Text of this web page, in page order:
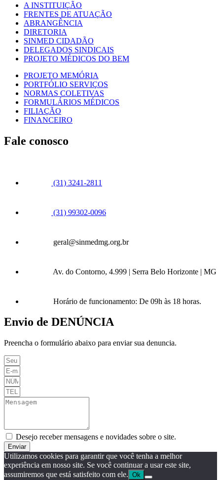
A INSTITUIÇÃO
FRENTES DE ATUAÇÃO
ABRANGÊNCIA
DIRETORIA
SINMED CIDADÃO
DELEGADOS SINDICAIS
PROJETO MÉDICOS DO BEM
PROJETO MEMÓRIA
PORTFÓLIO SERVIÇOS
NORMAS COLETIVAS
FORMULÁRIOS MÉDICOS
FILIAÇÃO
FINANCEIRO
Fale conosco
(31) 3241-2811
(31) 99302-0096
geral@sinmedmg.org.br
Av. do Contorno, 4.999 | Serra Belo Horizonte | MG
Horário de funcionamento: De 09h às 18 horas.
Envio de DENÚNCIA
Preencha o formulário abaixo para enviar sua denuncia.
Desejo receber mensagens e novidades sobre o site.
Enviar
Utilizamos cookies para garantir que você tenha a melhor
experiência em nosso site. Se você continuar a usar este site,
assumiremos que está satisfeito com ele. Ok